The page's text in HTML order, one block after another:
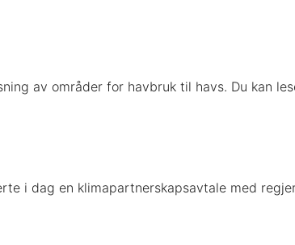
av områder for havbruk til havs. Du kan
i dag en klimapartnerskapsavtale med